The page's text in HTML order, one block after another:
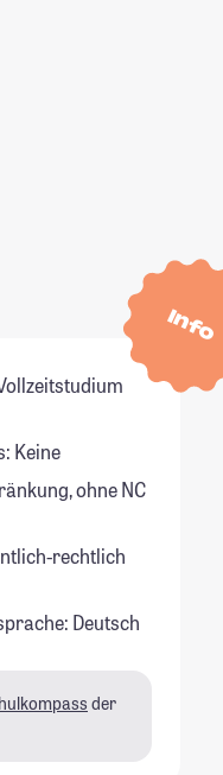
Info
Keine
ohne NC
rechtlich
Deutsch
der